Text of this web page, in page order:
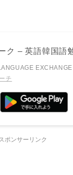
ク – 英語韓国語
チ
ポンサーリンク